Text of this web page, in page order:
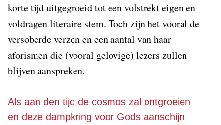
korte tijd uitgegroeid tot een volstrekt eigen en
voldragen literaire stem. Toch zijn het vooral de
versoberde verzen en een aantal van haar
aforismen die (vooral gelovige) lezers zullen
blijven aanspreken.
Als aan den tijd de cosmos zal ontgroeien
en deze dampkring voor Gods aanschijn